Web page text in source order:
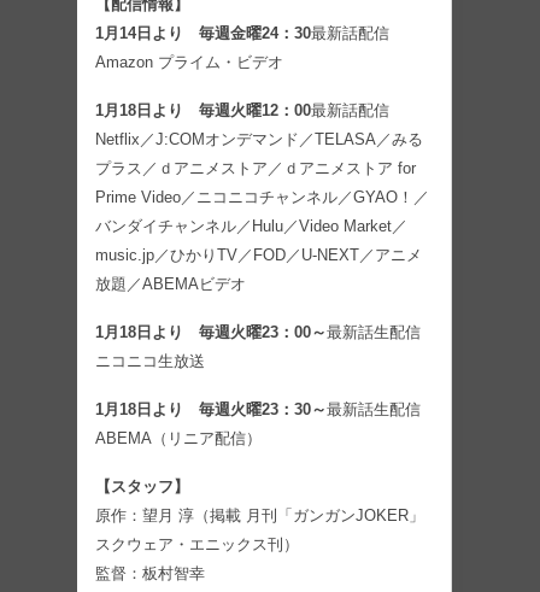
【配信情報】
1月14日より 毎週金曜24：30最新話配信
Amazon プライム・ビデオ
1月18日より 毎週火曜12：00最新話配信
Netflix／J:COMオンデマンド／TELASA／みる
プラス／ｄアニメストア／ｄアニメストア for
Prime Video／ニコニコチャンネル／GYAO！／
バンダイチャンネル／Hulu／Video Market／
music.jp／ひかりTV／FOD／U-NEXT／アニメ
放題／ABEMAビデオ
1月18日より 毎週火曜23：00～最新話生配信
ニコニコ生放送
1月18日より 毎週火曜23：30～最新話生配信
ABEMA（リニア配信）
【スタッフ】
原作：望月 淳（掲載 月刊「ガンガンJOKER」
スクウェア・エニックス刊）
監督：板村智幸